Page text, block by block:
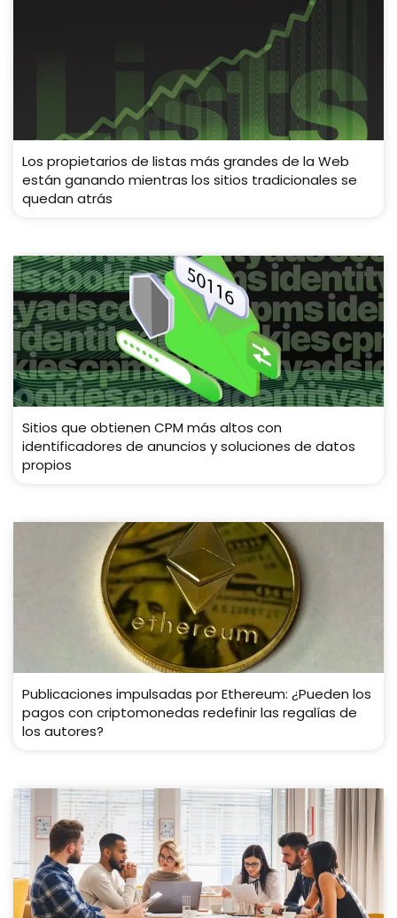
Los propietarios de listas más grandes de la Web
están ganando mientras los sitios tradicionales se
quedan atrás
Sitios que obtienen CPM más altos con
identificadores de anuncios y soluciones de datos
propios
Publicaciones impulsadas por Ethereum: ¿Pueden los
pagos con criptomonedas redefinir las regalías de
los autores?